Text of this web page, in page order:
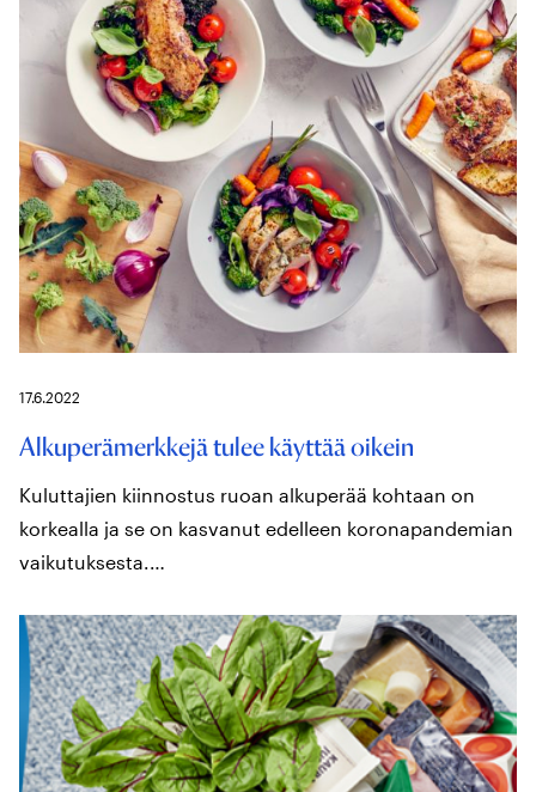
17.6.2022
Alkuperämerkkejä tulee käyttää oikein
Kuluttajien kiinnostus ruoan alkuperää kohtaan on
korkealla ja se on kasvanut edelleen koronapandemian
vaikutuksesta.…